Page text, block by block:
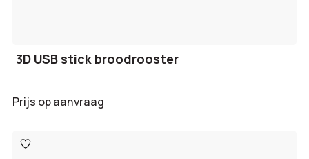
3D USB stick broodrooster
Prijs op aanvraag
Toevoegen
aan